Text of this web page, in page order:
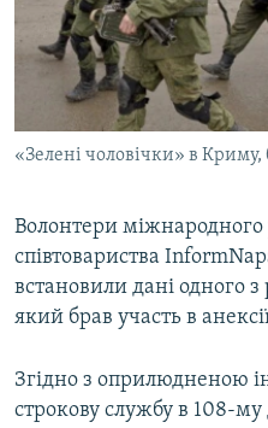
ВІДЕОУРОКИ «ELIFBE»
СВІДЧЕННЯ ОКУПАЦІЇ
УКРАЇНСЬКА ПРОБЛЕМА КРИМУ
ІНФОГРАФІКА
Русский
Qırımtatar
ДОЛУЧАЙСЯ!
Усі сайти RFE/RL
«Зелені чоловічки» в Криму,
Волонтери міжнародного
співтовариства
встановили дані одного
який брав участь в
Згідно з оприлюдненою
строкову службу в 108-